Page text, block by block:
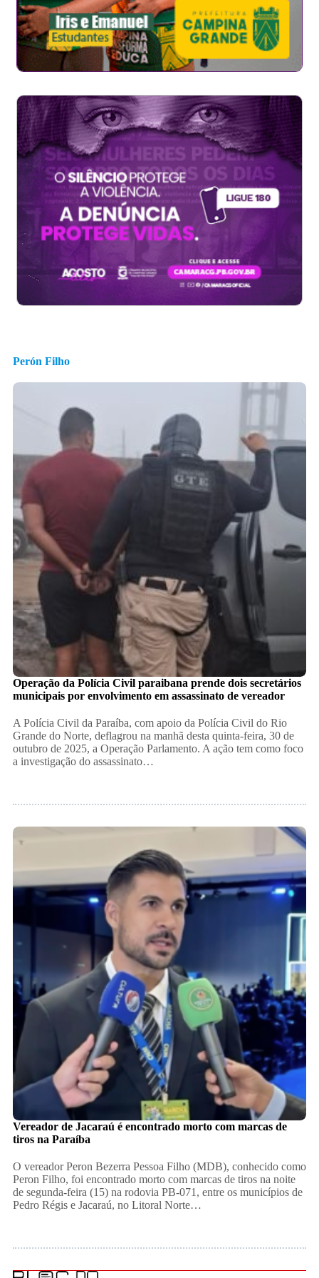
Perón Filho
Operação da Polícia Civil paraibana prende dois secretários
municipais por envolvimento em assassinato de vereador
A Polícia Civil da Paraíba, com apoio da Polícia Civil do Rio
Grande do Norte, deflagrou na manhã desta quinta-feira, 30 de
outubro de 2025, a Operação Parlamento. A ação tem como foco
a investigação do assassinato…
Vereador de Jacaraú é encontrado morto com marcas de
tiros na Paraíba
O vereador Peron Bezerra Pessoa Filho (MDB), conhecido como
Peron Filho, foi encontrado morto com marcas de tiros na noite
de segunda-feira (15) na rodovia PB-071, entre os municípios de
Pedro Régis e Jacaraú, no Litoral Norte…